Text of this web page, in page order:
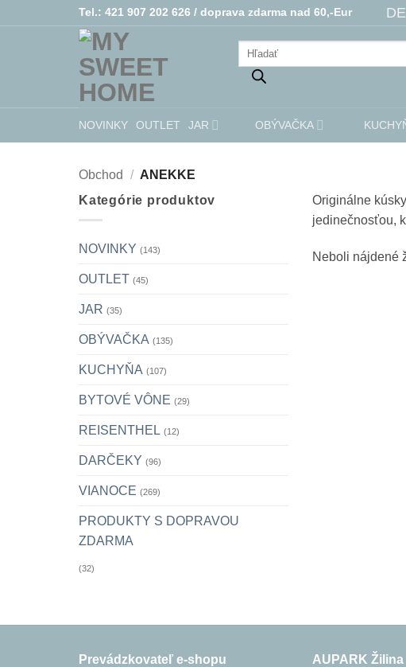
to
Tel.: 421 907 202 626 / doprava zdarma nad 60,-Eur
Products
NOVINKY OUTLET JAR OBÝVAČKA
Obchod / ANEKKE
Kategórie produktov
NOVINKY (143)
OUTLET (45)
JAR (35)
OBÝVAČKA (135)
KUCHYŇA (107)
BYTOVÉ VÔNE (29)
REISENTHEL (12)
DARČEKY (96)
VIANOCE (269)
PRODUKTY S DOPRAVOU
ZDARMA
(32)
Originálne
jedinečnosťou,
Neboli nájdené
Prevádzkovateľ e-shopu
AUPARK Žilina